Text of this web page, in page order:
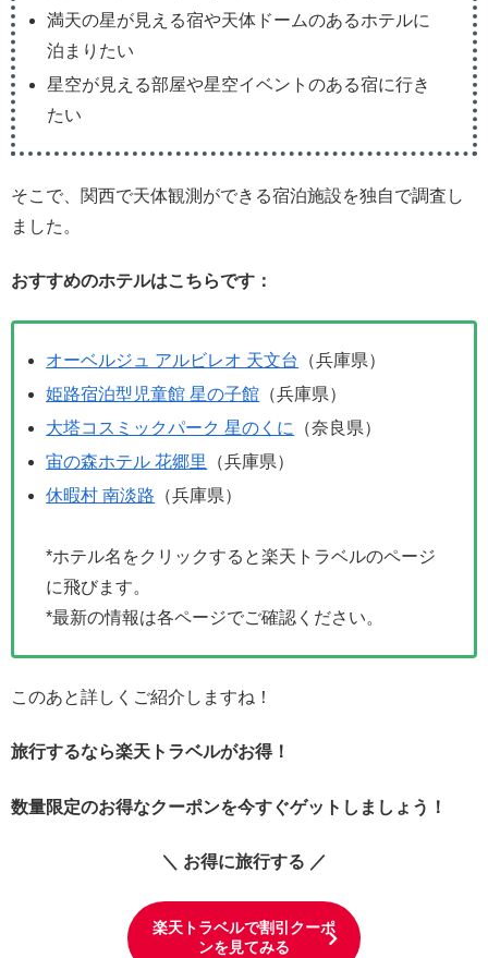
満天の星が見える宿や天体ドームのあるホテルに
泊まりたい
星空が見える部屋や星空イベントのある宿に行き
たい
そこで、関西で天体観測ができる宿泊施設を独自で調査し
ました。
おすすめのホテルはこちらです：
オーベルジュ アルビレオ 天文台
（兵庫県）
姫路宿泊型児童館 星の子館 （兵庫県）
大塔コスミックパーク 星のくに
（奈良県）
宙の森ホテル 花郷里
（兵庫県）
休暇村 南淡路 （兵庫県）
*ホテル名をクリックすると楽天トラベルのページ
に飛びます。
*最新の情報は各ページでご確認ください。
このあと詳しくご紹介しますね！
旅行するなら楽天トラベルがお得！
数量限定のお得なクーポンを今すぐゲットしましょう！
＼ お得に旅行する ／
楽天トラベルで割引クーポ
ンを見てみる